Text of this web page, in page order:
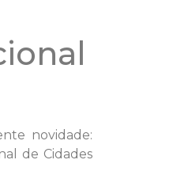
novidade:
de Cidades